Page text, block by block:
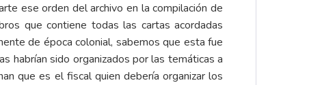
ese orden del archivo en la compilación de
que contiene todas las cartas acordadas
de época colonial, sabemos que esta fue
habrían sido organizados por las temáticas a
que es el fiscal quien debería organizar los